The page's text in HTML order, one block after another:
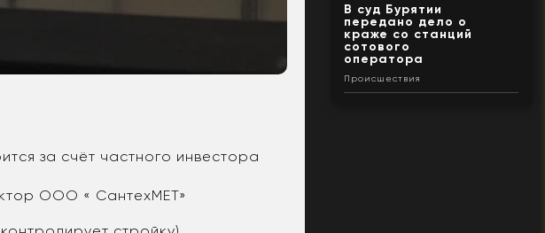
за счёт частного инвестора
ООО « СантехМЕТ»
В суд Бурятии
передано дело о
краже со станций
сотового
оператора
Происшествия